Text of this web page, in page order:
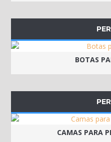
BOTAS
CAMAS PARA